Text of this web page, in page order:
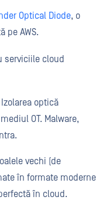
Optical Diode, o
pe AWS.
serviciile cloud
Izolarea optică
OT. Malware,
vechi (de
în formate moderne
în cloud.